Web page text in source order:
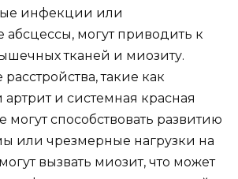
инфекции или
абсцессы, могут приводить к
тканей и миозиту.
такие как
и системная красная
могут способствовать развитию
или чрезмерные нагрузки на
вызвать миозит, что может